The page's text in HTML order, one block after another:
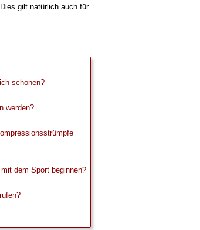
gilt natürlich auch für
schonen?
werden?
dem Sport beginnen?